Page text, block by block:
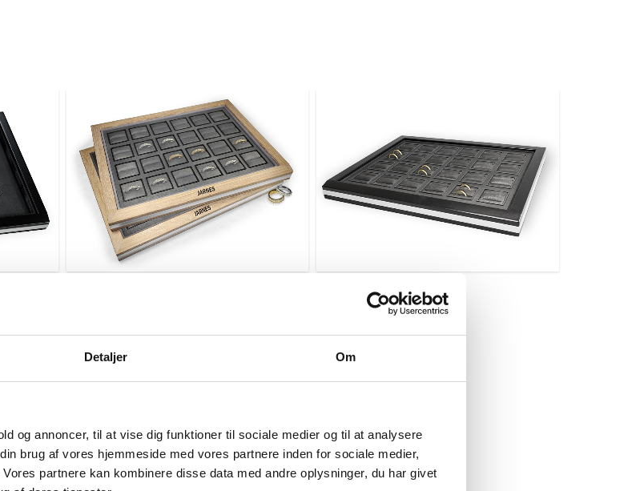
Detaljer Om
og annoncer, til at vise dig funktioner til sociale medier og til at analysere
brug af vores hjemmeside med vores partnere inden for sociale medier,
partnere kan kombinere disse data med andre oplysninger, du har givet